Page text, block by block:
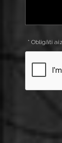
* Obligāti